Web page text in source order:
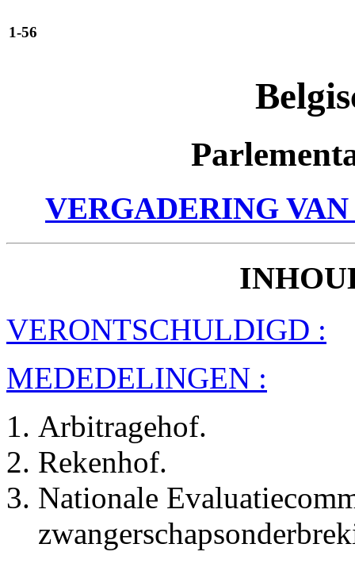
1-56
VERGADERING
VERONTSCHULDIGD :
MEDEDELINGEN :
Arbitragehof.
Rekenhof.
Nationale